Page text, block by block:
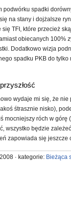
podwórku spadki
na stany i dojżalsze
się TFI, które przecież
obiecanych 100%
Dodatkowo wizja
spadku PKB do
wydaje mi się, że
śtrasznie nisko),
mocniejszy róch w górę
wszystko będzie
zapowiada się
· kategorie: Bieżąca